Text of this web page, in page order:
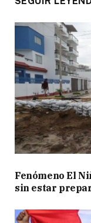
Fenómeno El
sin estar